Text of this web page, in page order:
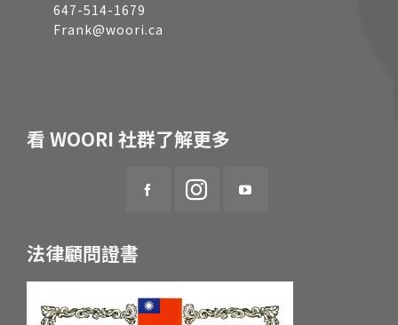
647-514-1679
Frank@woori.ca
看 WOORI 社群了解更多
法律顧問證書